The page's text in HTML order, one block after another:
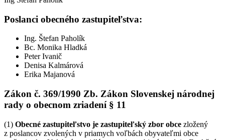
Poslanci obecného zastupiteľstva:
Ing. Štefan Paholík
Bc. Monika Hladká
Peter Ivanič
Denisa Kalmárová
Erika Majanová
Zákon č. 369/1990 Zb. Zákon Slovenskej národnej
rady o obecnom zriadení § 11
(1) Obecné zastupiteľstvo je zastupiteľský zbor obce zložený
z poslancov zvolených v priamych voľbách obyvateľmi obce